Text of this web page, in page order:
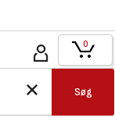
Søg
0